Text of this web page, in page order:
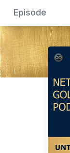
Episode